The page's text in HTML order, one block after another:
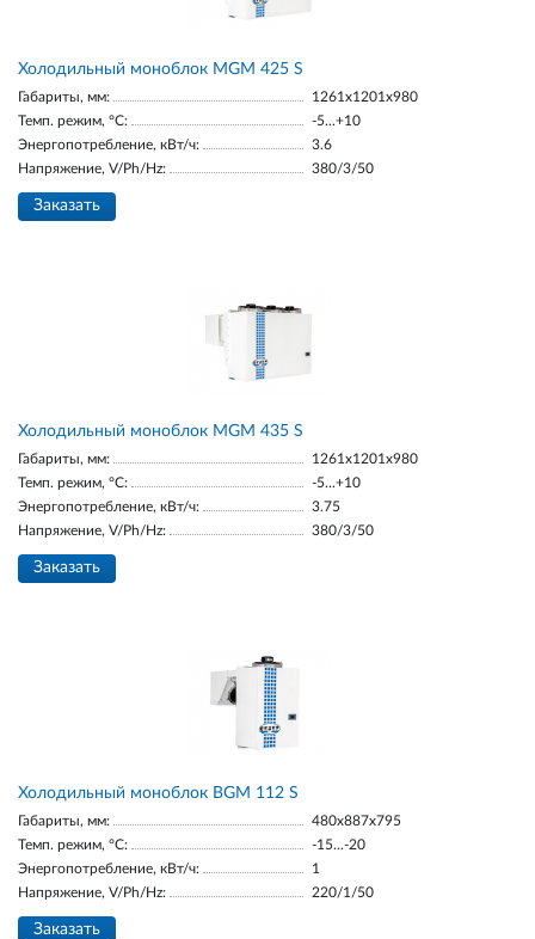
Холодильный моноблок MGM 425 S
Габариты, мм:
1261x1201x980
Темп. режим, °С:
-5...+10
Энергопотребление, кВт/ч:
3.6
Напряжение, V/Ph/Hz:
380/3/50
Заказать
Холодильный моноблок MGM 435 S
Габариты, мм:
1261x1201x980
Темп. режим, °С:
-5...+10
Энергопотребление, кВт/ч:
3.75
Напряжение, V/Ph/Hz:
380/3/50
Заказать
Холодильный моноблок BGM 112 S
Габариты, мм:
480x887x795
Темп. режим, °С:
-15...-20
Энергопотребление, кВт/ч:
1
Напряжение, V/Ph/Hz:
220/1/50
Заказать